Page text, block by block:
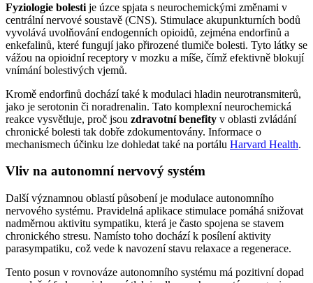
Fyziologie bolesti je úzce spjata s neurochemickými změnami v
centrální nervové soustavě (CNS). Stimulace akupunkturních bodů
vyvolává uvolňování endogenních opioidů, zejména endorfinů a
enkefalinů, které fungují jako přirozené tlumiče bolesti. Tyto látky se
vážou na opioidní receptory v mozku a míše, čímž efektivně blokují
vnímání bolestivých vjemů.
Kromě endorfinů dochází také k modulaci hladin neurotransmiterů,
jako je serotonin či noradrenalin. Tato komplexní neurochemická
reakce vysvětluje, proč jsou zdravotní benefity v oblasti zvládání
chronické bolesti tak dobře zdokumentovány. Informace o
mechanismech účinku lze dohledat také na portálu Harvard Health.
Vliv na autonomní nervový systém
Další významnou oblastí působení je modulace autonomního
nervového systému. Pravidelná aplikace stimulace pomáhá snižovat
nadměrnou aktivitu sympatiku, která je často spojena se stavem
chronického stresu. Namísto toho dochází k posílení aktivity
parasympatiku, což vede k navození stavu relaxace a regenerace.
Tento posun v rovnováze autonomního systému má pozitivní dopad